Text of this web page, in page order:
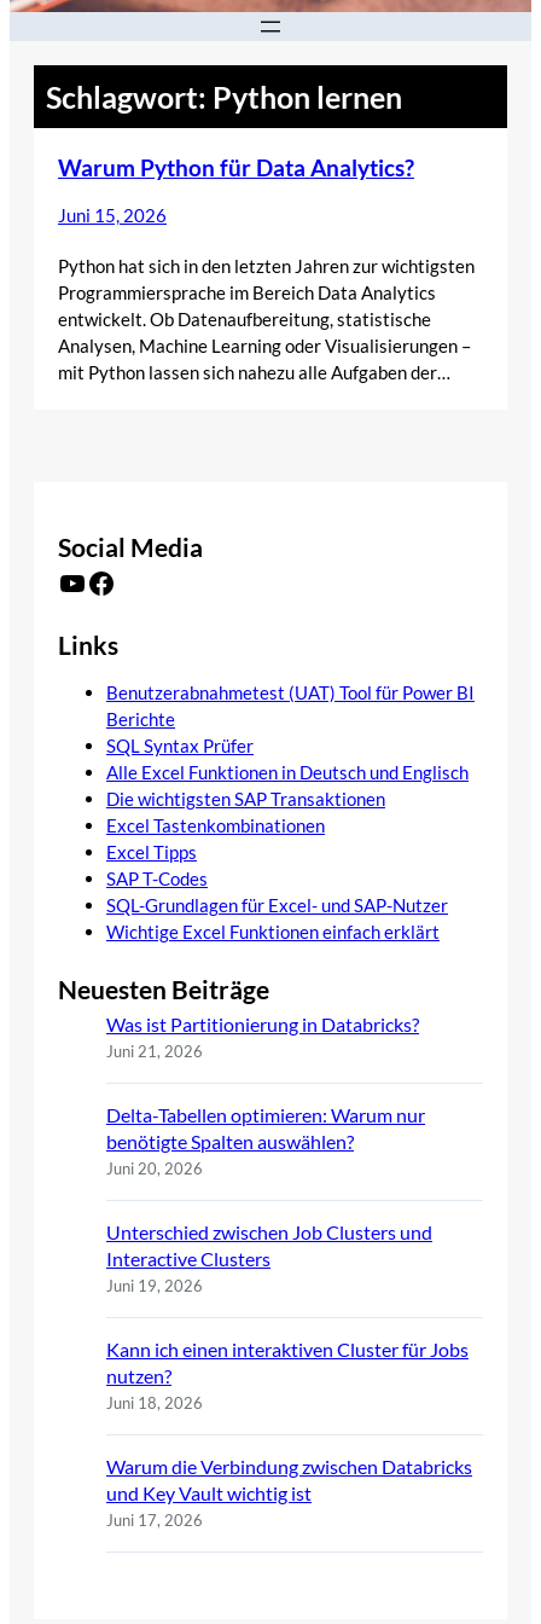
Schlagwort: Python lernen
Warum Python für Data Analytics?
Juni 15, 2026
Python hat sich in den letzten Jahren zur wichtigsten
Programmiersprache im Bereich Data Analytics
entwickelt. Ob Datenaufbereitung, statistische
Analysen, Machine Learning oder Visualisierungen –
mit Python lassen sich nahezu alle Aufgaben der…
Social Media
YouTube Facebook
Links
Benutzerabnahmetest (UAT) Tool für Power BI
Berichte
SQL Syntax Prüfer
Alle Excel Funktionen in Deutsch und Englisch
Die wichtigsten SAP Transaktionen
Excel Tastenkombinationen
Excel Tipps
SAP T-Codes
SQL-Grundlagen für Excel- und SAP-Nutzer
Wichtige Excel Funktionen einfach erklärt
Neuesten Beiträge
Was ist Partitionierung in Databricks?
Juni 21, 2026
Delta-Tabellen optimieren: Warum nur
benötigte Spalten auswählen?
Juni 20, 2026
Unterschied zwischen Job Clusters und
Interactive Clusters
Juni 19, 2026
Kann ich einen interaktiven Cluster für Jobs
nutzen?
Juni 18, 2026
Warum die Verbindung zwischen Databricks
und Key Vault wichtig ist
Juni 17, 2026